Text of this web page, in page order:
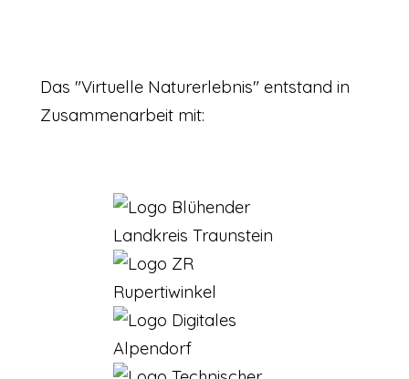
Das "Virtuelle Naturerlebnis" entstand in
Zusammenarbeit mit: